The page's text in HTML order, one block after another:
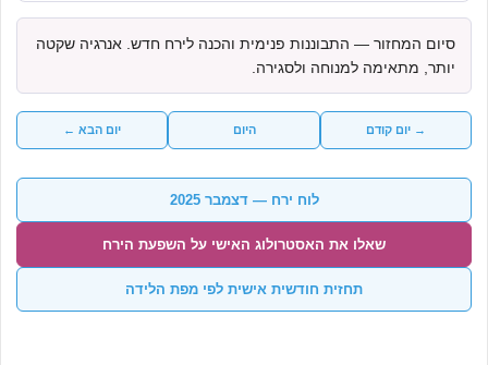
סיום המחזור — התבוננות פנימית והכנה לירח חדש. אנרגיה שקטה
יותר, מתאימה למנוחה ולסגירה.
→ יום קודם היום יום הבא ←
לוח ירח — דצמבר 2025
שאלו את האסטרולוג האישי על השפעת הירח
תחזית חודשית אישית לפי מפת הלידה